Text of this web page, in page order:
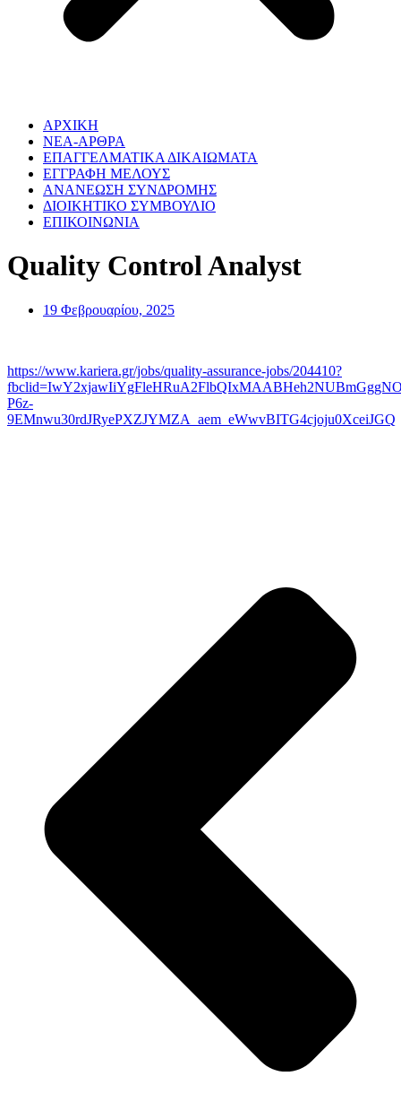
ΑΡΧΙΚΗ
NEA-ΑΡΘΡΑ
ΕΠΑΓΓΕΛΜΑΤΙΚΑ ΔΙΚΑΙΩΜΑΤΑ
ΕΓΓΡΑΦΗ ΜΕΛΟΥΣ
ΑΝΑΝΕΩΣΗ ΣΥΝΔΡΟΜΗΣ
ΔΙΟΙΚΗΤΙΚΟ ΣΥΜΒΟΥΛΙΟ
ΕΠΙΚΟΙΝΩΝΙΑ
Quality Control Analyst
19 Φεβρουαρίου, 2025
https://www.kariera.gr/jobs/quality-assurance-jobs/204410?
P6z-
9EMnwu30rdJRyePXZJYMZA_aem_eWwvBITG4cjoju0XceiJGQ